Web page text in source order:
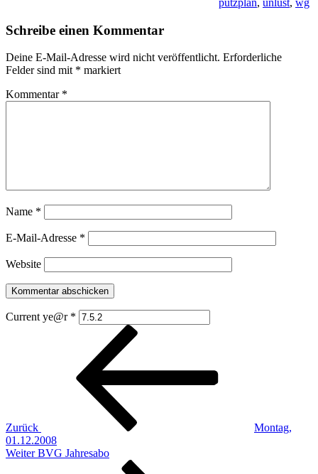
Schreibe einen Kommentar
Deine E-Mail-Adresse wird nicht veröffentlicht. Erforderliche
Felder sind mit * markiert
Kommentar *
Name *
E-Mail-Adresse *
Website
Current ye@r *
Beitragsnavigation
Zurück
Montag,
01.12.2008
Nächster
Weiter BVG Jahresabo